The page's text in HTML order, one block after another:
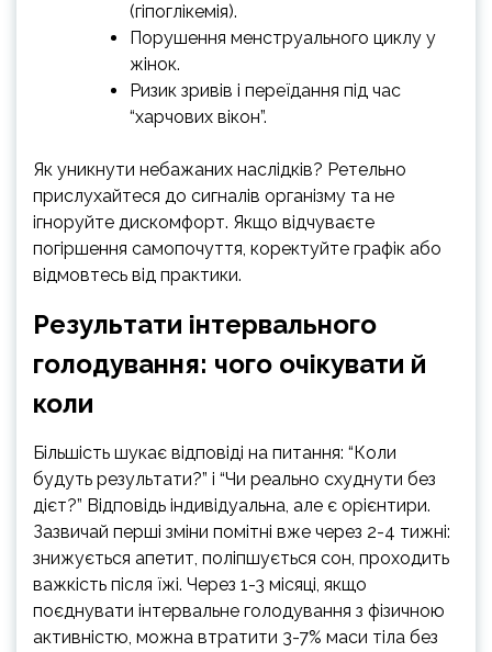
(гіпоглікемія).
Порушення менструального циклу у
жінок.
Ризик зривів і переїдання під час
“харчових вікон”.
Як уникнути небажаних наслідків? Ретельно
прислухайтеся до сигналів організму та не
ігноруйте дискомфорт. Якщо відчуваєте
погіршення самопочуття, коректуйте графік або
відмовтесь від практики.
Результати інтервального
голодування: чого очікувати й
коли
Більшість шукає відповіді на питання: “Коли
будуть результати?” і “Чи реально схуднути без
дієт?” Відповідь індивідуальна, але є орієнтири.
Зазвичай перші зміни помітні вже через 2-4 тижні:
знижується апетит, поліпшується сон, проходить
важкість після їжі. Через 1-3 місяці, якщо
поєднувати інтервальне голодування з фізичною
активністю, можна втратити 3-7% маси тіла без